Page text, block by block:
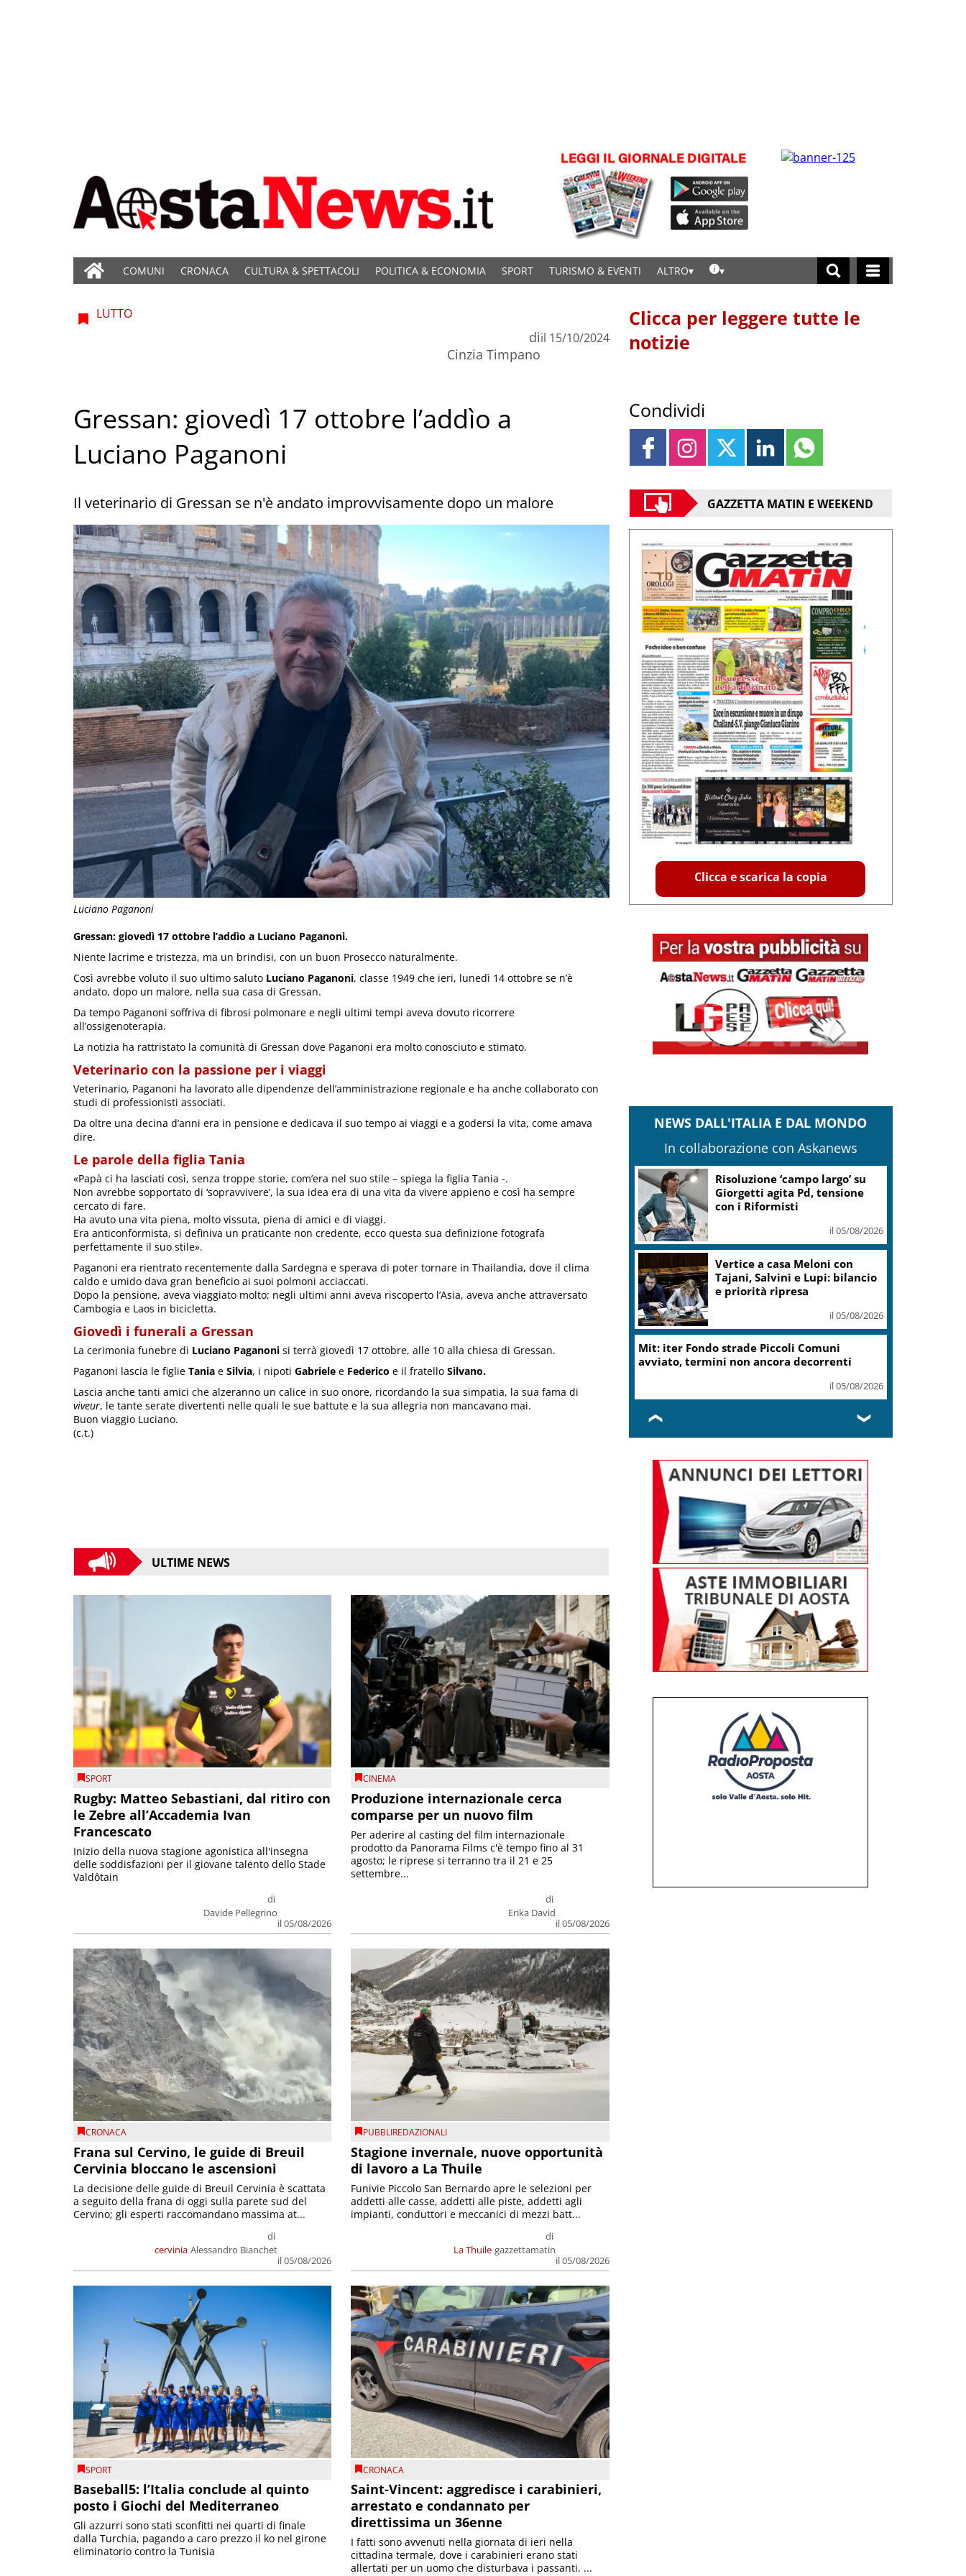
COMUNI CRONACA CULTURA & SPETTACOLI POLITICA & ECONOMIA SPORT TURISMO & EVENTI ALTRO
Luciano Paganoni
LUTTO
di
Cinzia Timpano
il 15/10/2024
Gressan: giovedì 17 ottobre l’addìo a
Luciano Paganoni
Il veterinario di Gressan se n'è andato improvvisamente dopo un malore
Gressan: giovedì 17 ottobre l’addìo a Luciano Paganoni.
Niente lacrime e tristezza, ma un brindisi, con un buon Prosecco naturalmente.
Così avrebbe voluto il suo ultimo saluto Luciano Paganoni, classe 1949 che ieri, lunedì 14 ottobre se n’è
andato, dopo un malore, nella sua casa di Gressan.
Da tempo Paganoni soffriva di fibrosi polmonare e negli ultimi tempi aveva dovuto ricorrere
all’ossigenoterapia.
La notizia ha rattristato la comunità di Gressan dove Paganoni era molto conosciuto e stimato.
Veterinario con la passione per i viaggi
Veterinario, Paganoni ha lavorato alle dipendenze dell’amministrazione regionale e ha anche collaborato con
studi di professionisti associati.
Da oltre una decina d’anni era in pensione e dedicava il suo tempo ai viaggi e a godersi la vita, come amava
dire.
Le parole della figlia Tania
«Papà ci ha lasciati così, senza troppe storie, com’era nel suo stile – spiega la figlia Tania -.
Non avrebbe sopportato di ‘sopravvivere’, la sua idea era di una vita da vivere appieno e così ha sempre
cercato di fare.
Ha avuto una vita piena, molto vissuta, piena di amici e di viaggi.
Era anticonformista, si definiva un praticante non credente, ecco questa sua definizione fotografa
perfettamente il suo stile».
Paganoni era rientrato recentemente dalla Sardegna e sperava di poter tornare in Thailandia, dove il clima
caldo e umido dava gran beneficio ai suoi polmoni acciaccati.
Dopo la pensione, aveva viaggiato molto; negli ultimi anni aveva riscoperto l’Asia, aveva anche attraversato
Cambogia e Laos in bicicletta.
Giovedì i funerali a Gressan
La cerimonia funebre di Luciano Paganoni si terrà giovedì 17 ottobre, alle 10 alla chiesa di Gressan.
Paganoni lascia le figlie Tania e Silvia, i nipoti Gabriele e Federico e il fratello Silvano.
Lascia anche tanti amici che alzeranno un calice in suo onore, ricordando la sua simpatia, la sua fama di
viveur, le tante serate divertenti nelle quali le sue battute e la sua allegria non mancavano mai.
Buon viaggio Luciano.
(c.t.)
ULTIME NEWS
SPORT
Rugby: Matteo Sebastiani, dal ritiro con
le Zebre all’Accademia Ivan
Francescato
di
Davide Pellegrino
il 05/08/2026
Inizio della nuova stagione agonistica all'insegna
delle soddisfazioni per il giovane talento dello Stade
Valdôtain
CINEMA
Produzione internazionale cerca
comparse per un nuovo film
di
Erika David
il 05/08/2026
Per aderire al casting del film internazionale
prodotto da Panorama Films c'è tempo fino al 31
agosto; le riprese si terranno tra il 21 e 25
settembre...
CRONACA
Frana sul Cervino, le guide di Breuil
Cervinia bloccano le ascensioni
cervinia
di
Alessandro Bianchet
il 05/08/2026
La decisione delle guide di Breuil Cervinia è scattata
a seguito della frana di oggi sulla parete sud del
Cervino; gli esperti raccomandano massima at...
PUBBLIREDAZIONALI
Stagione invernale, nuove opportunità
di lavoro a La Thuile
La Thuile
di
gazzettamatin
il 05/08/2026
Funivie Piccolo San Bernardo apre le selezioni per
addetti alle casse, addetti alle piste, addetti agli
impianti, conduttori e meccanici di mezzi batt...
SPORT
Baseball5: l’Italia conclude al quinto
posto i Giochi del Mediterraneo
Gli azzurri sono stati sconfitti nei quarti di finale
dalla Turchia, pagando a caro prezzo il ko nel girone
eliminatorio contro la Tunisia
CRONACA
Saint-Vincent: aggredisce i carabinieri,
arrestato e condannato per
direttissima un 36enne
I fatti sono avvenuti nella giornata di ieri nella
cittadina termale, dove i carabinieri erano stati
allertati per un uomo che disturbava i passanti. ...
Clicca per leggere tutte le
notizie
Condividi
GAZZETTA MATIN E WEEKEND
Clicca e scarica la copia
NEWS DALL'ITALIA E DAL MONDO
In collaborazione con Askanews
Banco Bpm, Castagna: Agricole
Italia? Valuteremo, ritengo
fusione molto solida
il 05/08/2026
Conti pubblici, Governo
incassa sì su clausola Ue. Lega
ottiene modifica a risoluzione
il 05/08/2026
Delmastro, Camera dice no a
uso chat con Caroccia: in aula
il 05/08/2026